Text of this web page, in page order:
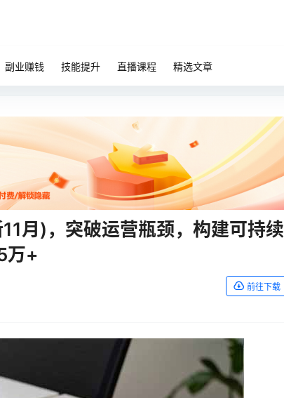
副业赚钱 技能提升 直播课程 精选文章
月)，突破运营瓶颈，构建可持续
万+
前往下载